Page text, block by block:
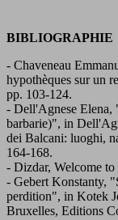
BIBLIOGRAPHIE
- Chaveneau
hypothèques sur un
pp. 103-124.
- Dell'Agnese Elena,
barbarie)", in
dei Balcani: luoghi,
164-168.
- Dizdar, Welcome
- Gebert Konstanty,
perdition", in Kotek
Bruxelles, Editions